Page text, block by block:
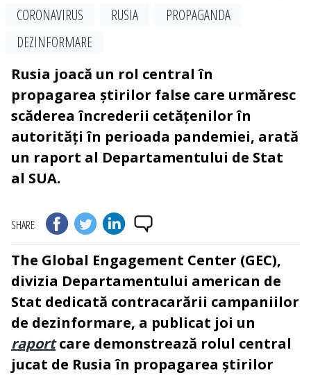
CORONAVIRUS RUSIA
PROPAGANDA
DEZINFORMARE
Rusia joacă un rol central în
propagarea știrilor false care urmăresc
scăderea încrederii cetățenilor în
autorități în perioada pandemiei, arată
un raport al Departamentului de Stat
al SUA.
SHARE
The Global Engagement Center (GEC),
divizia Departamentului american de
Stat dedicată contracarării campaniilor
de dezinformare, a publicat joi un
raportcare demonstrează rolul central
jucat de Rusia în propagarea știrilor